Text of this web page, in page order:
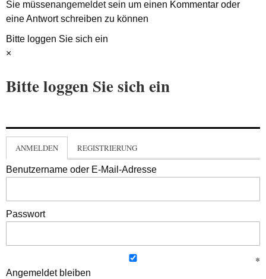
Sie müssenangemeldetsein um einen Kommentar oder
eine Antwort schreiben zu können
Bitte loggen Sie sich ein
×
Bitte loggen Sie sich ein
ANMELDEN REGISTRIERUNG
Benutzername oder E-Mail-Adresse
Passwort
Angemeldet bleiben